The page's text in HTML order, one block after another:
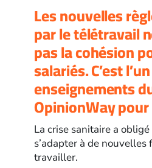
Les nouvelles
par le télétravail
pas la cohésion
salariés. C’est
enseignements
OpinionWay
La crise sanitaire a
s’adapter à de nouvelles
travailler.